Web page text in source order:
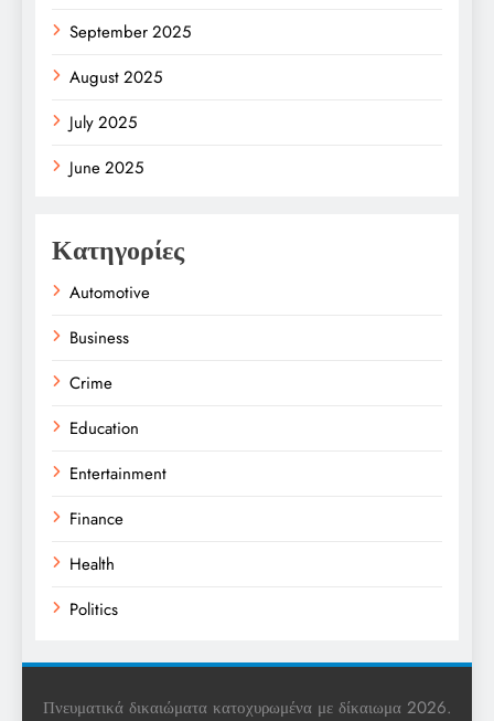
September 2025
August 2025
July 2025
June 2025
Κατηγορίες
Automotive
Business
Crime
Education
Entertainment
Finance
Health
Politics
Science
Πνευματικά δικαιώματα κατοχυρωμένα με δίκαιωμα 2026.